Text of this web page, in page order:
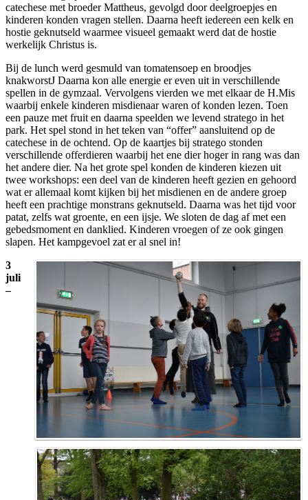
catechese met broeder Mattheus, gevolgd door deelgroepjes en
kinderen konden vragen stellen. Daarna heeft iedereen een kelk en
hostie geknutseld waarmee visueel gemaakt werd dat de hostie
werkelijk Christus is.
Bij de lunch werd gesmuld van tomatensoep en broodjes
knakworstJ Daarna kon alle energie er even uit in verschillende
spellen in de gymzaal. Vervolgens vierden we met elkaar de H.Mis
waarbij enkele kinderen misdienaar waren of konden lezen. Toen
een pauze met fruit en daarna speelden we levend stratego in het
park. Het spel stond in het teken van “offer” aansluitend op de
catechese in de ochtend. Op de kaartjes bij stratego stonden
verschillende offerdieren waarbij het ene dier hoger in rang was dan
het andere dier. Na het grote spel konden de kinderen kiezen uit
twee workshops: een deel van de kinderen heeft gezien en gehoord
wat er allemaal komt kijken bij het misdienen en de andere groep
heeft een prachtige monstrans geknutseld. Daarna was het tijd voor
patat, zelfs wat groente, en een ijsje. We sloten de dag af met een
gebedsmoment en danklied. Kinderen vroegen of ze ook gingen
slapen. Het kampgevoel zat er al snel in!
3
juli
–